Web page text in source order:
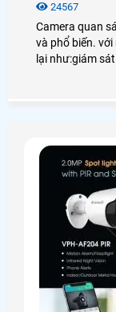
24567
Camera quan
và phổ biến.
lại như:giám